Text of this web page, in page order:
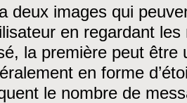
deux images qui
en regardant
la première peut être
en forme
le nombre de